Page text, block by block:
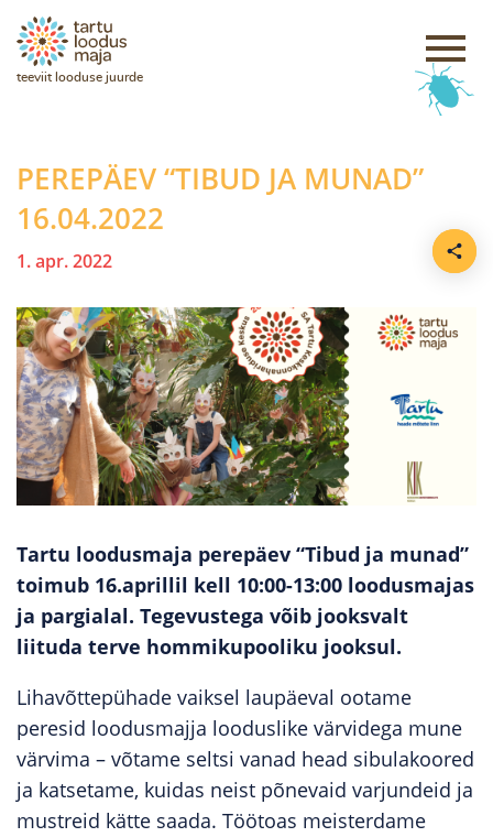
teeviit looduse juurde
PEREPÄEV “TIBUD JA MUNAD”
16.04.2022
1. apr. 2022
Tartu loodusmaja perepäev “Tibud ja munad”
toimub 16.aprillil kell 10:00-13:00 loodusmajas
ja pargialal. Tegevustega võib jooksvalt
liituda terve hommikupooliku jooksul.
Lihavõttepühade vaiksel laupäeval ootame
peresid loodusmajja looduslike värvidega mune
värvima – võtame seltsi vanad head sibulakoored
ja katsetame, kuidas neist põnevaid varjundeid ja
mustreid kätte saada. Töötoas meisterdame